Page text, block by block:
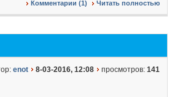
Комментарии (1) Читать полностью
enot 8-03-2016, 12:08 просмотров: 141